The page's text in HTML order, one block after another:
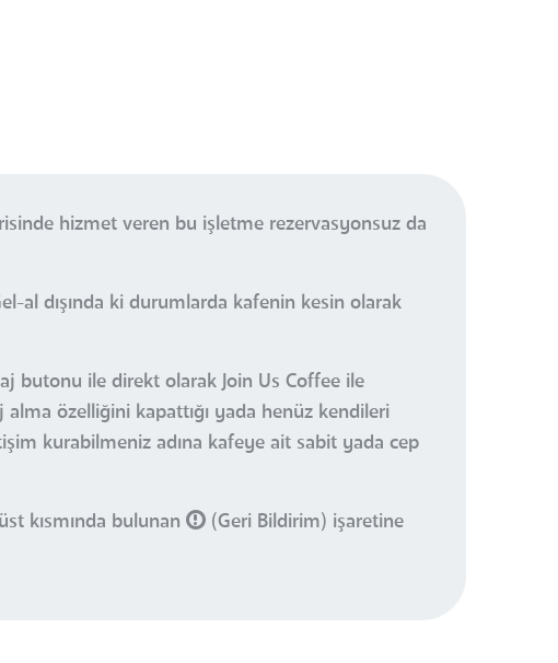
hizmet veren bu işletme rezervasyonsuz da
al dışında ki durumlarda kafenin kesin olarak
butonu ile direkt olarak Join Us Coffee ile
özelliğini kapattığı yada henüz kendileri
kurabilmeniz adına kafeye ait sabit yada cep
kısmında bulunan
(Geri Bildirim) işaretine